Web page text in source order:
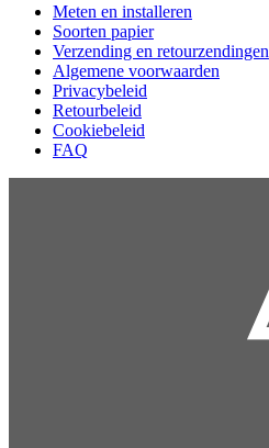
Meten en installeren
Soorten papier
Verzending en retourzendingen
Algemene voorwaarden
Privacybeleid
Retourbeleid
Cookiebeleid
FAQ